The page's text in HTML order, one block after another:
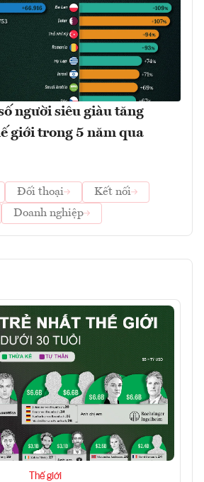
người siêu giàu tăng
giới trong 5 năm qua
Đối thoại
Kết nối
Doanh nghiệp
Thế giới